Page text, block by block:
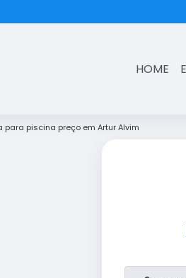
HOME
para piscina preço em Artur Alvim